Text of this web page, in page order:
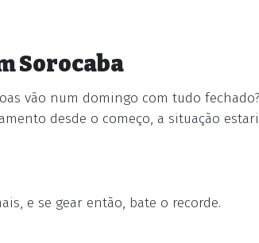
Sorocaba
vão num domingo com tudo fechado?
desde o começo, a situação
e se gear então, bate o recorde.